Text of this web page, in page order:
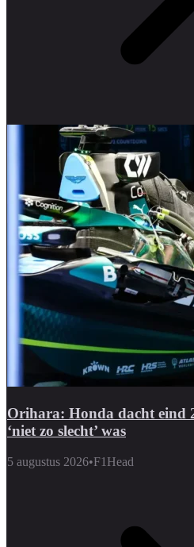
Orihara: Honda dacht eind
‘niet zo slecht’ was
5 augustus 2026•F1Head